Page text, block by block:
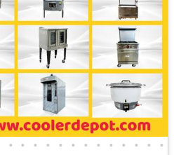
• • • • • • • • • • • • •